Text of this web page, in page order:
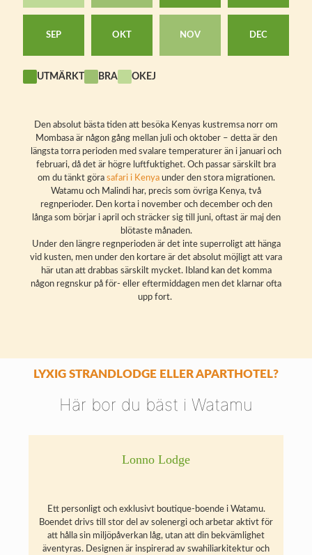
SEP OKT NOV DEC
UTMÄRKT BRA OKEJ
Den absolut bästa tiden att besöka Kenyas kustremsa norr om
Mombasa är någon gång mellan juli och oktober – detta är den
längsta torra perioden med svalare temperaturer än i januari och
februari, då det är högre luftfuktighet. Och passar särskilt bra
om du tänkt göra safari i Kenyaunder den stora migrationen.
Watamu och Malindi har, precis som övriga Kenya, två
regnperioder. Den korta i november och december och den
långa som börjar i april och sträcker sig till juni, oftast är maj den
blötaste månaden.
Under den längre regnperioden är det inte superroligt att hänga
vid kusten, men under den kortare är det absolut möjligt att vara
här utan att drabbas särskilt mycket. Ibland kan det komma
någon regnskur på för- eller eftermiddagen men det klarnar ofta
upp fort.
LYXIG STRANDLODGE ELLER APARTHOTEL?
Här bor du bäst i Watamu
Lonno Lodge
Ett personligt och exklusivt boutique-boende i Watamu.
Boendet drivs till stor del av solenergi och arbetar aktivt för
att hålla sin miljöpåverkan låg, utan att din bekvämlighet
äventyras. Designen är inspirerad av swahiliarkitektur och